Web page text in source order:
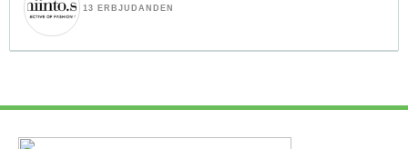
13 ERBJUDANDEN